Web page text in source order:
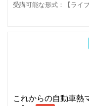
受講可能な形式：【ライ
これからの自動車熱